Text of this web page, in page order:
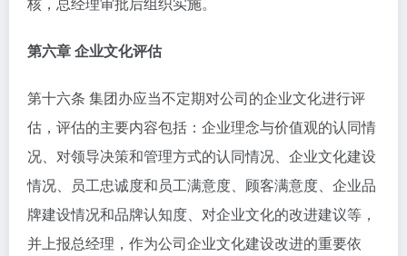
第六章 企业文化评估
第十六条 集团办应当不定期对公司的企业文化进行评
估，评估的主要内容包括：企业理念与价值观的认同情
况、对领导决策和管理方式的认同情况、企业文化建设
情况、员工忠诚度和员工满意度、顾客满意度、企业品
牌建设情况和品牌认知度、对企业文化的改进建议等，
并上报总经理，作为公司企业文化建设改进的重要依